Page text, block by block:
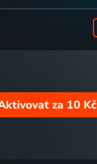
za 10 Kč